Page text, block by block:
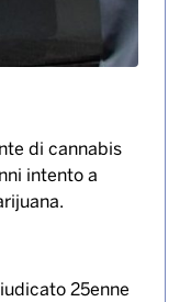
di cannabis
intento a
25enne